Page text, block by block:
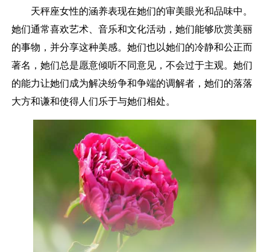
天秤座女性的涵养表现在她们的审美眼光和品味中。
她们通常喜欢艺术、音乐和文化活动，她们能够欣赏美丽
的事物，并分享这种美感。她们也以她们的冷静和公正而
著名，她们总是愿意倾听不同意见，不会过于主观。她们
的能力让她们成为解决纷争和争端的调解者，她们的落落
大方和谦和使得人们乐于与她们相处。